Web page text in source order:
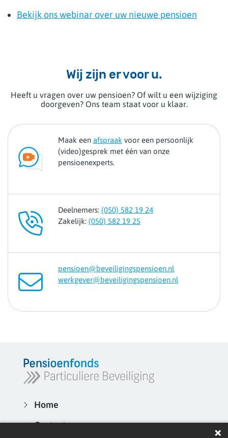
Bekijk ons webinar over uw nieuwe pensioen
Wij zijn er voor u.
Heeft u vragen over uw pensioen? Of wilt u een wijziging
doorgeven? Ons team staat voor u klaar.
Maak een afspraak voor een persoonlijk
(video)gesprek met één van onze
pensioenexperts.
Deelnemers: (050) 582 19 24
Zakelijk: (050) 582 19 25
pensioen@beveiligingspensioen.nl
werkgever@beveiligingspensioen.nl
Home
Contact